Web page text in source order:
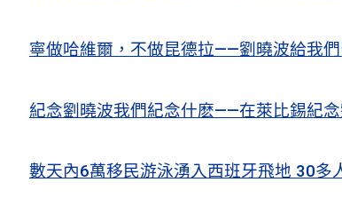
寧做哈維爾，不做昆德拉——劉曉波給我
紀念劉曉波我們紀念什麽——在萊比錫紀
數天內6萬移民游泳湧入西班牙飛地 30多